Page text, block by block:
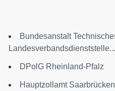
Bundesanstalt
Landesverbandsdienststelle...
DPolG Rheinland-Pfalz
Hauptzollamt Saarbrücken